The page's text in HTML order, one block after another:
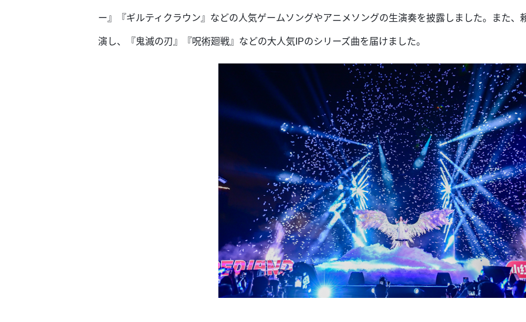
ー』『ギルティクラウン』などの人気ゲームソングやアニメソングの生演奏を披露しました。また
演し、『鬼滅の刃』『呪術廻戦』などの大人気IPのシリーズ曲を届けました。